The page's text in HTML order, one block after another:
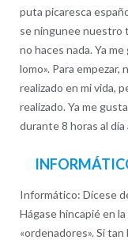
puta picaresca
se ningunee nuestro
no haces nada. Ya
lomo». Para
realizado en mi vida,
realizado. Ya me
durante 8 horas al
Informático: Dícese
Hágase hincapié en
«ordenadores». Si